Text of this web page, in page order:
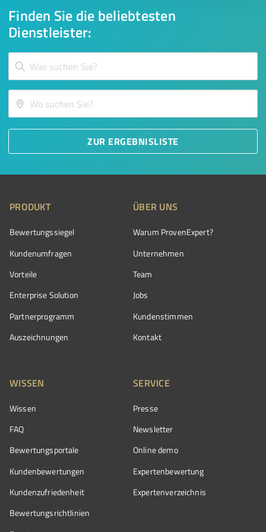
Finden Sie die beliebtesten
Dienstleister:
ZUR ERGEBNISLISTE
PRODUKT
Bewertungssiegel
Kundenumfragen
Vorteile
Enterprise Solution
Partnerprogramm
Auszeichnungen
ÜBER UNS
Warum ProvenExpert?
Unternehmen
Team
Jobs
Kundenstimmen
Kontakt
WISSEN
Wissen
FAQ
Bewertungsportale
Kundenbewertungen
Kundenzufriedenheit
Bewertungs­richtlinien
SERVICE
Presse
Newsletter
Online demo
Expertenbewertung
Expertenverzeichnis